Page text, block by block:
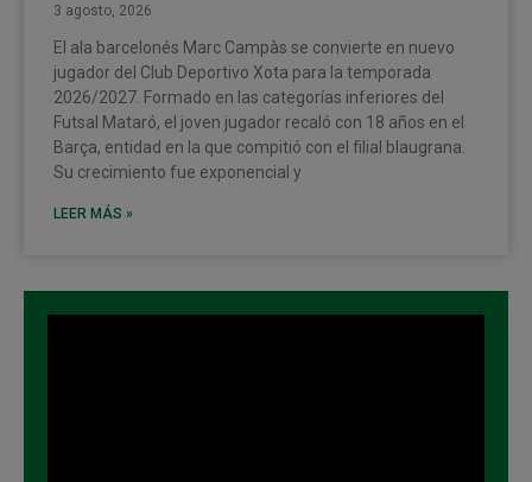
3 agosto, 2026
El ala barcelonés Marc Campàs se convierte en nuevo
jugador del Club Deportivo Xota para la temporada
2026/2027. Formado en las categorías inferiores del
Futsal Mataró, el joven jugador recaló con 18 años en el
Barça, entidad en la que compitió con el filial blaugrana.
Su crecimiento fue exponencial y
LEER MÁS »